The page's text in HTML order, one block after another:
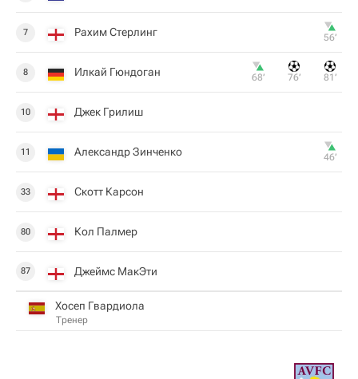
7 Рахим Стерлинг 56‎’‎
8 Илкай Гюндоган 68‎’‎ 76‎’‎ 81‎’‎
10 Джек Грилиш
11 Александр Зинченко 46‎’‎
33 Скотт Карсон
80 Кол Палмер
87 Джеймс МакЭти
Хосеп Гвардиола
Тренер